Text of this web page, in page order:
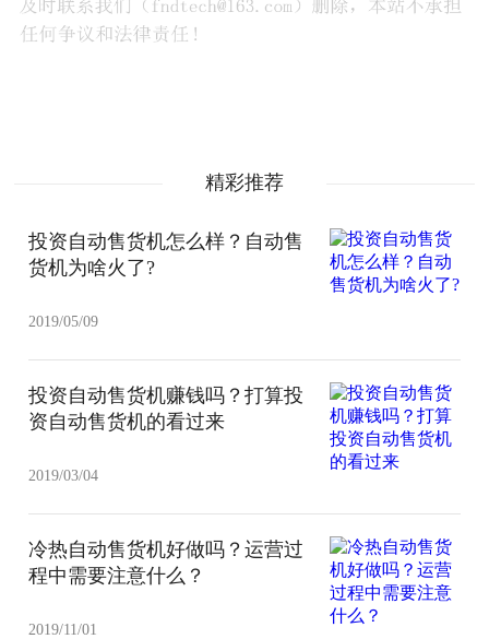
精彩推荐
投资自动售货机怎么样？自动售
货机为啥火了?
2019/05/09
投资自动售货机赚钱吗？打算投
资自动售货机的看过来
2019/03/04
冷热自动售货机好做吗？运营过
程中需要注意什么？
2019/11/01